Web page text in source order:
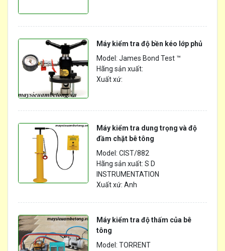
Máy kiểm tra độ bền kéo lớp phủ
Model: James Bond Test ™
Hãng sản xuất:
Xuất xứ:
Máy kiểm tra dung trọng và độ
đầm chặt bê tông
Model: CIST/882
Hãng sản xuất: S D
INSTRUMENTATION
Xuất xứ: Anh
Máy kiểm tra độ thấm của bê
tông
Model: TORRENT